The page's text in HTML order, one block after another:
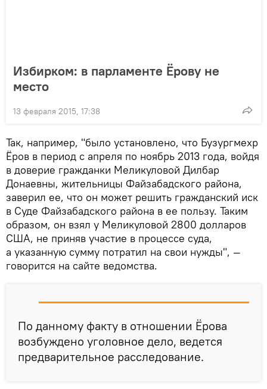
Избирком: в парламенте Ёрову не
место
13 февраля 2015, 17:38
Так, например, "было установлено, что Бузургмехр
Ёров в период с апреля по ноябрь 2013 года, войдя
в доверие гражданки Меликуловой Дилбар
Донаевны, жительницы Файзабадского района,
заверил ее, что он может решить гражданский иск
в Суде Файзабадского района в ее пользу. Таким
образом, он взял у Меликуловой 2800 долларов
США, не приняв участие в процессе суда,
а указанную сумму потратил на свои нужды", —
говорится на сайте ведомства.
По данному факту в отношении Ёрова
возбуждено уголовное дело, ведется
предварительное расследование.